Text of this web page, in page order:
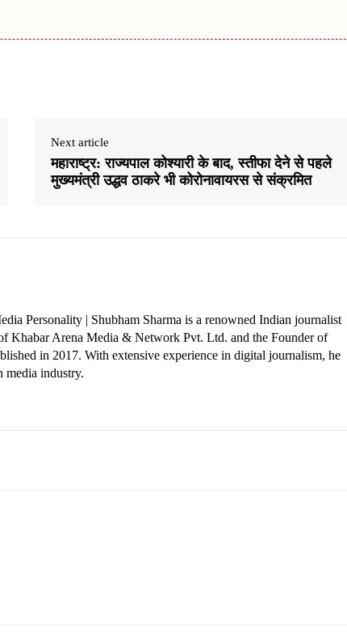
Next article
महाराष्ट्र: राज्यपाल कोश्यारी के बाद, स्तीफा देने से पहले
मुख्यमंत्री उद्धव ठाकरे भी कोरोनावायरस से संक्रमित
Personality | Shubham Sharma is a renowned Indian journalist
Khabar Arena Media & Network Pvt. Ltd. and the Founder of
in 2017. With extensive experience in digital journalism, he
media industry.